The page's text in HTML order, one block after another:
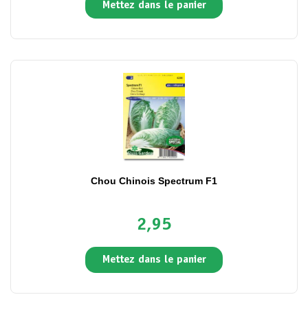
Mettez dans le panier
Chou Chinois Spectrum F1
2,95
Mettez dans le panier